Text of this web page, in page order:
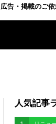
広告・掲載のご
人気記事